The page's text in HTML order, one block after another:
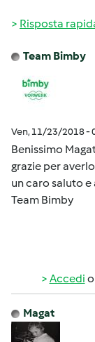
Risposta
Team Bimby
Ven, 11/23/2018 -
Benissimo
grazie per
un caro saluto e
Team Bimby
Accedi o
Magat